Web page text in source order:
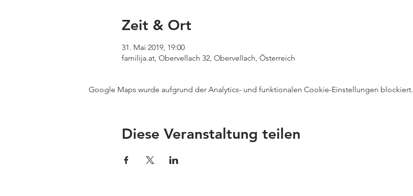
Zeit & Ort
31. Mai 2019, 19:00
familija.at, Obervellach 32, Obervellach, Österreich
Google Maps wurde aufgrund der Analytics- und funktionalen Cookie-Einstellungen blockiert.
Diese Veranstaltung teilen